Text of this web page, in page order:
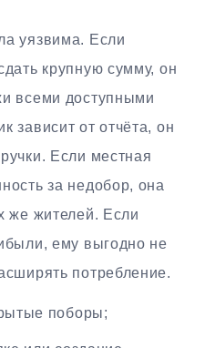
уязвима. Если
крупную сумму, он
всеми доступными
зависит от отчёта, он
Если местная
за недобор, она
же жителей. Если
ему выгодно не
потребление.
поборы;